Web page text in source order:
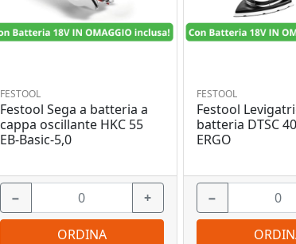
FESTOOL
Festool Sega a batteria a
cappa oscillante HKC 55
EB-Basic-5,0
− +
ORDINA
FESTOOL
Festool
batteria DTSC
ERGO
−